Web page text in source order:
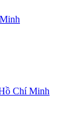
Chí Minh